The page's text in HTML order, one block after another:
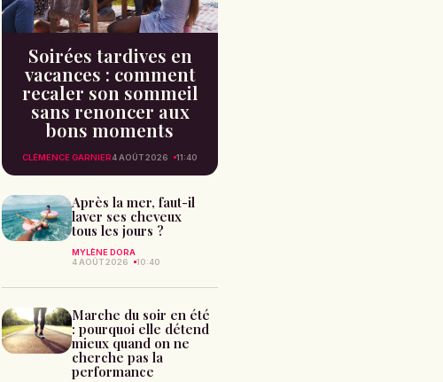
Soirées tardives en
vacances : comment
recaler son sommeil
sans renoncer aux
bons moments
CLÉMENCE GARNIER4 AOÛT 2026 11:40
Après la mer, faut-il
laver ses cheveux
tous les jours ?
MYLÈNE DORA
4 AOÛT 2026
10:40
Marche du soir en été
: pourquoi elle détend
mieux quand on ne
cherche pas la
performance